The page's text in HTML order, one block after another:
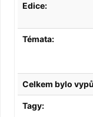
Edice:
Témata:
Celkem bylo
Tagy: